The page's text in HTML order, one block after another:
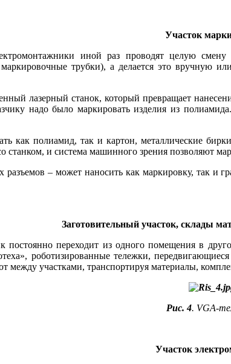
Участок
иной раз проводят целую
трубки), а делается это вручную
лазерный станок, который превращает
на­до бы­ло маркировать изделия из
как полиамид, так и картон, металлические
и система машинного зрения позволяют
разъемов – может наносить как маркировку, так
Заготовительный участок, склады
постоянно переходит из одного помещения в
роботизированные тележки,
между участками, транспортируя материалы,
Рис. 4. VGA-
Участок